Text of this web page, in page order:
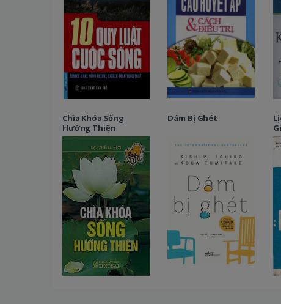
Chìa Khóa Sống
Hướng Thiện
Dám Bị Ghét